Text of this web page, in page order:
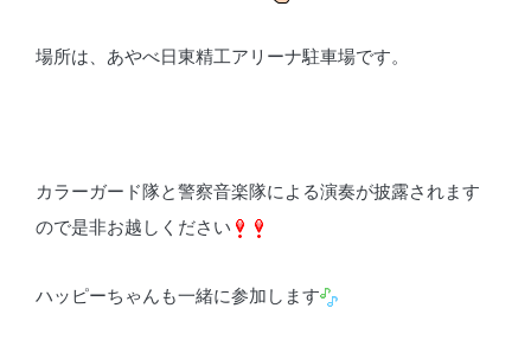
場所は、あやべ日東精工アリーナ駐車場です。
カラーガード隊と警察音楽隊による演奏が披露されます
ので是非お越しください
ハッピーちゃんも一緒に参加します